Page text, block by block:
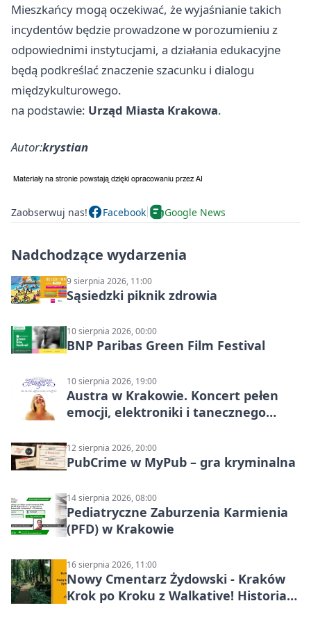
Mieszkańcy mogą oczekiwać, że wyjaśnianie takich
incydentów będzie prowadzone w porozumieniu z
odpowiednimi instytucjami, a działania edukacyjne
będą podkreślać znaczenie szacunku i dialogu
międzykulturowego.
na podstawie: Urząd Miasta Krakowa.
Autor:krystian
Zaobserwuj nas! Facebook Google News
Nadchodzące wydarzenia
9 sierpnia 2026, 11:00
Sąsiedzki piknik zdrowia
10 sierpnia 2026, 00:00
BNP Paribas Green Film Festival
10 sierpnia 2026, 19:00
Austra w Krakowie. Koncert pełen
emocji, elektroniki i tanecznego
12 sierpnia 2026, 20:00
PubCrime w MyPub – gra kryminalna
14 sierpnia 2026, 08:00
Pediatryczne Zaburzenia Karmienia
(PFD) w Krakowie
16 sierpnia 2026, 11:00
Nowy Cmentarz Żydowski - Kraków
Krok po Kroku z Walkative! Historia